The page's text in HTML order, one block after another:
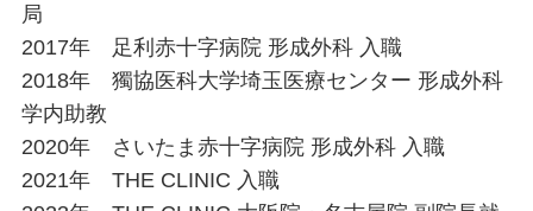
局
2017年 足利赤十字病院 形成外科 入職
2018年 獨協医科大学埼玉医療センター 形成外科
学内助教
2020年 さいたま赤十字病院 形成外科 入職
2021年 THE CLINIC 入職